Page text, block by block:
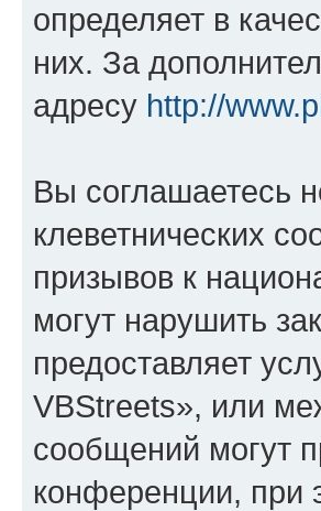
определяет в
них. За
адресу http://
Вы соглашаетесь
клеветнических
призывов к
могут нарушить
предоставляет
VBStreets», или
сообщений могут
конференции, при